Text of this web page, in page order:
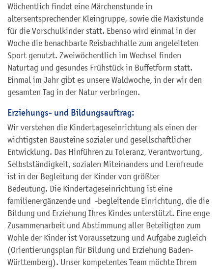
Wöchentlich findet eine Märchenstunde in
altersentsprechender Kleingruppe, sowie die Maxistunde
für die Vorschulkinder statt. Ebenso wird einmal in der
Woche die benachbarte Reisbachhalle zum angeleiteten
Sport genutzt. Zweiwöchentlich im Wechsel finden
Naturtag und gesundes Frühstück in Buffetform statt.
Einmal im Jahr gibt es unsere Waldwoche, in der wir den
gesamten Tag in der Natur verbringen.
Erziehungs- und Bildungsauftrag:
Wir verstehen die Kindertageseinrichtung als einen der
wichtigsten Bausteine sozialer und gesellschaftlicher
Entwicklung. Das Hinführen zu Toleranz, Verantwortung,
Selbstständigkeit, sozialen Miteinanders und Lernfreude
ist in der Begleitung der Kinder von größter
Bedeutung. Die Kindertageseinrichtung ist eine
familienergänzende und -begleitende Einrichtung, die die
Bildung und Erziehung Ihres Kindes unterstützt. Eine enge
Zusammenarbeit und Abstimmung aller Beteiligten zum
Wohle der Kinder ist Voraussetzung und Aufgabe zugleich
(Orientierungsplan für Bildung und Erziehung Baden-
Württemberg). Unser kompetentes Team möchte Ihrem